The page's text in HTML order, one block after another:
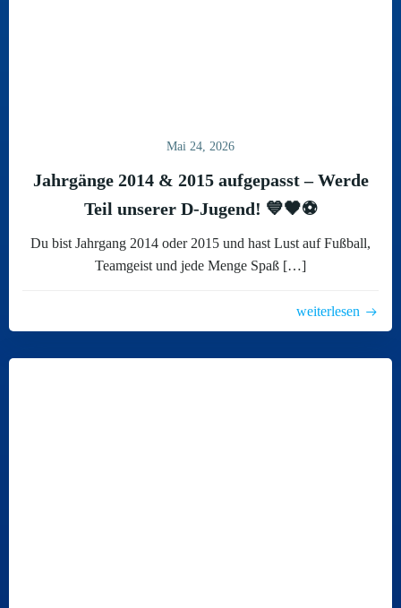
Mai 24, 2026
Jahrgänge 2014 & 2015 aufgepasst – Werde
Teil unserer D-Jugend! 💙🖤⚽
Du bist Jahrgang 2014 oder 2015 und hast Lust auf Fußball,
Teamgeist und jede Menge Spaß […]
weiterlesen